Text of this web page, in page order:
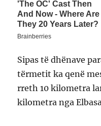
Sipas të dhënave
tërmetit ka qenë
rreth 10 kilometra
kilometra nga